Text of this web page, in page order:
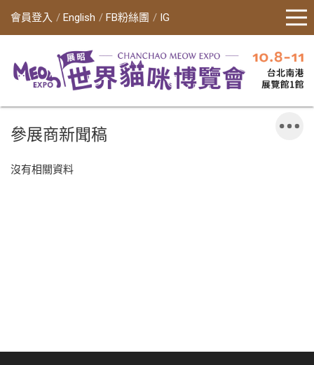
會員登入 English FB粉絲團 IG
參展商新聞稿
沒有相關資料